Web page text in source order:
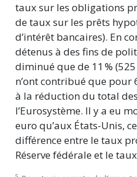
taux sur les obligations
de taux sur les prêts
d’intérêt bancaires). En
détenus à des fins de
diminué que de 11 %
n’ont contribué que
à la réduction du total
l’Eurosystème. Il y a eu
euro qu’aux États-Unis,
différence entre le taux
Réserve fédérale et le